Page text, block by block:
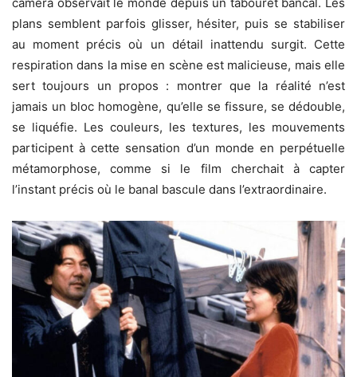
plans semblent parfois glisser, hésiter, puis se stabiliser
au moment précis où un détail inattendu surgit. Cette
respiration dans la mise en scène est malicieuse, mais elle
sert toujours un propos : montrer que la réalité n’est
jamais un bloc homogène, qu’elle se fissure, se dédouble,
se liquéfie. Les couleurs, les textures, les mouvements
participent à cette sensation d’un monde en perpétuelle
métamorphose, comme si le film cherchait à capter
l’instant précis où le banal bascule dans l’extraordinaire.